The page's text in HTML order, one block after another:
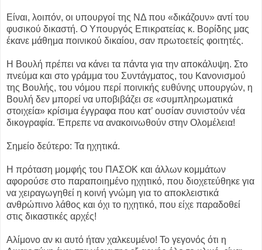
Είναι, λοιπόν, οι υπουργοί της ΝΔ που «δικάζουν» αντί του
φυσικού δικαστή. Ο Υπουργός Επικρατείας κ. Βορίδης μας
έκανε μάθημα ποινικού δικαίου, σαν πρωτοετείς φοιτητές.
Η Βουλή πρέπει να κάνει τα πάντα για την αποκάλυψη. Στο
πνεύμα και στο γράμμα του Συντάγματος, του Κανονισμού
της Βουλής, του νόμου περί ποινικής ευθύνης υπουργών, η
Βουλή δεν μπορεί να υποβιβάζει σε «συμπληρωματικά
στοιχεία» κρίσιμα έγγραφα που κατ’ ουσίαν συνιστούν νέα
δικογραφία. Έπρεπε να ανακοινωθούν στην Ολομέλεια!
Σημείο δεύτερο: Τα ηχητικά.
Η πρόταση μομφής του ΠΑΣΟΚ και άλλων κομμάτων
αφορούσε στο παραποιημένο ηχητικό, που διοχετεύθηκε για
να χειραγωγηθεί η κοινή γνώμη για το αποκλειστικά
ανθρώπινο λάθος και όχι το ηχητικό, που είχε παραδοθεί
στις δικαστικές αρχές!
Αλίμονο αν κι αυτό ήταν χαλκευμένο! Το γεγονός ότι η